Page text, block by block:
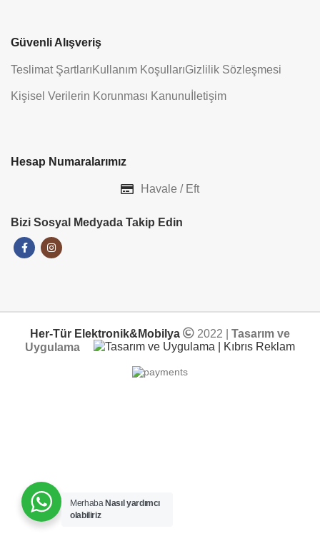
Güvenli Alışveriş
Teslimat ŞartlarıKullanım KoşullarıGizlilik Sözleşmesi
Kişisel Verilerin Korunması Kanunu İletişim
Hesap Numaralarımız
Havale / Eft
Bizi Sosyal Medyada Takip Edin
Her-Tür Elektronik&Mobilya 2022 | Tasarım ve
Uygulama
Merhaba Nasıl yardımcı
olabiliriz